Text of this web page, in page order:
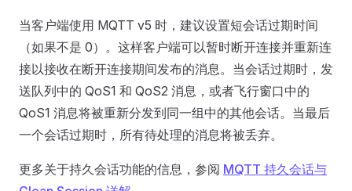
当客户端使用 MQTT v5 时，建议设置短会话过期时间
（如果不是 0）。这样客户端可以暂时断开连接并重新连
接以接收在断开连接期间发布的消息。当会话过期时，发
送队列中的 QoS1 和 QoS2 消息，或者飞行窗口中的
QoS1 消息将被重新分发到同一组中的其他会话。当最后
一个会话过期时，所有待处理的消息将被丢弃。
更多关于持久会话功能的信息，参阅 MQTT 持久会话与